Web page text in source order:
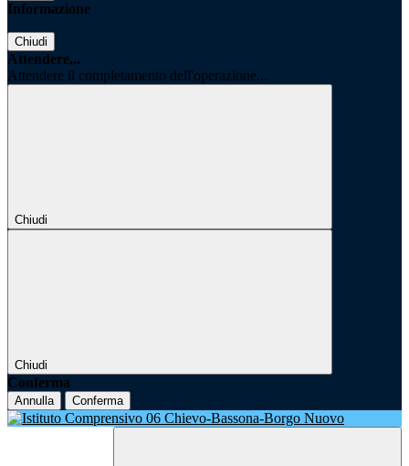
Informazione
Chiudi
Attendere...
Attendere il completamento dell'operazione...
Chiudi
Chiudi
Conferma
Annulla Conferma